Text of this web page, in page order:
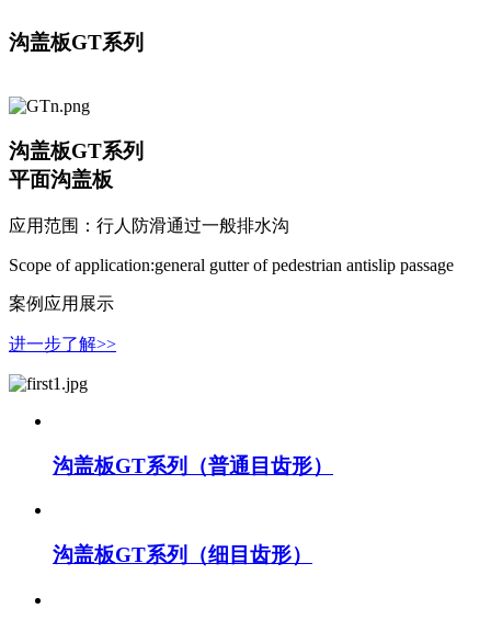
沟盖板GT系列
沟盖板GT系列
平面沟盖板
应用范围：行人防滑通过一般排水沟
Scope of application:general gutter of pedestrian antislip passage
案例应用展示
进一步了解>>
沟盖板GT系列（普通目齿形）
沟盖板GT系列（细目齿形）